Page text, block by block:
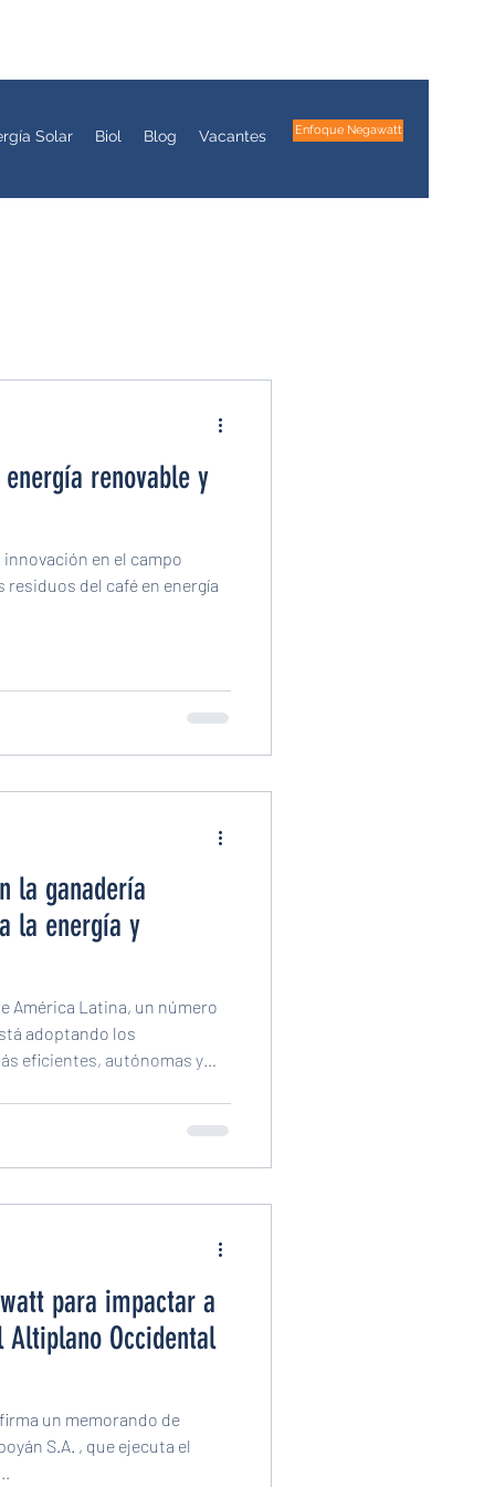
Solar Biol Blog Vacantes Enfoque Negawatt
renovable y
en el campo
del café en energía
ganadería
la energía y
América Latina, un número
adoptando los
eficientes, autónomas y
impactar a
Occidental
un memorando de